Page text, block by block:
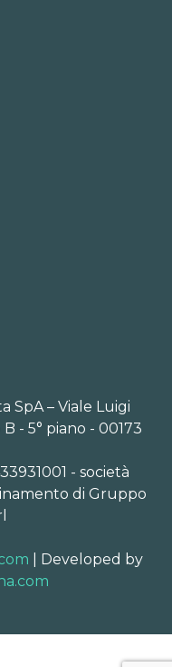
SpA – Viale Luigi
- 5° piano - 00173
- società
di Gruppo
| Developed by